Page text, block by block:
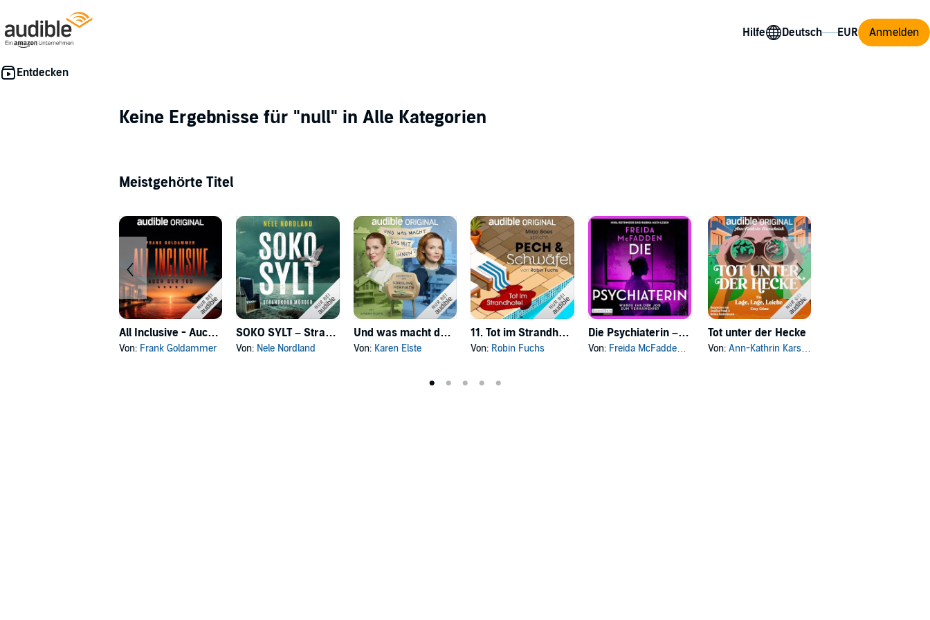
Hilfe Anmelden
Keine Ergebnisse für "null" in Alle Kategorien
Meistgehörte Titel
All Inclusive - Auch der Tod
Von: Frank Goldammer
SOKO SYLT – Strandkorb Mörder
Von: Nele Nordland
Und was macht das mit Ihnen?
Von: Karen Elste
11. Tot im Strandhotel
Von: Robin Fuchs
Die Psychiaterin – Wurde der Job ihr zum Verhängnis?
Von: Freida McFadden , und andere
Tot unter der Hecke
Von: Ann-Kathrin Karschnick